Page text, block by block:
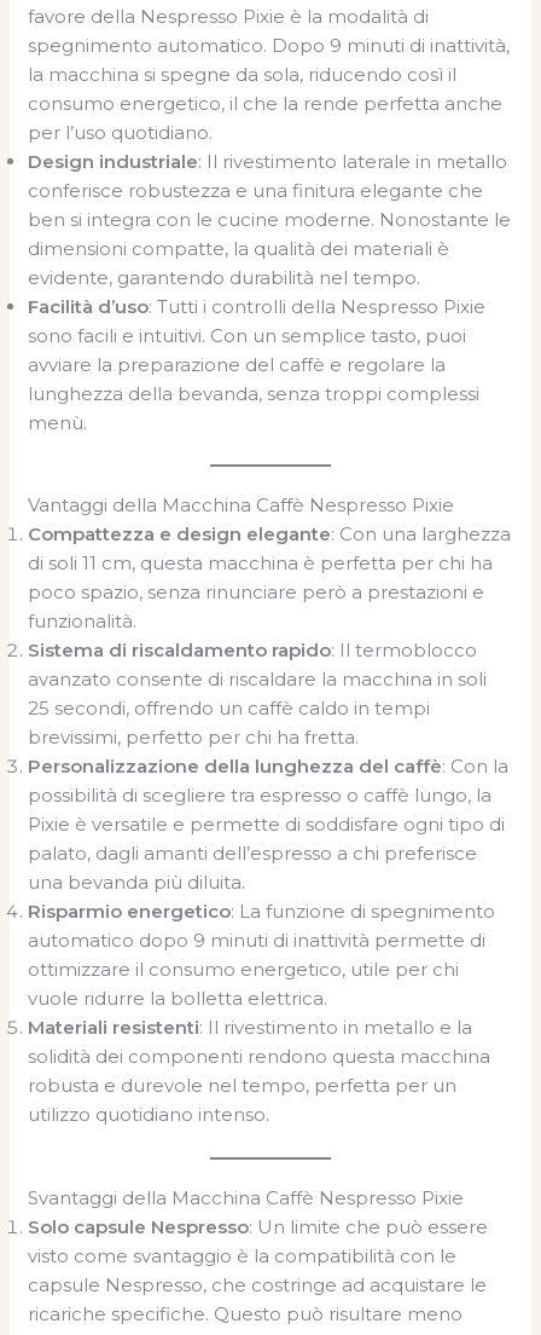
favore della Nespresso Pixie è la modalità di
spegnimento automatico. Dopo 9 minuti di inattività,
la macchina si spegne da sola, riducendo così il
consumo energetico, il che la rende perfetta anche
per l’uso quotidiano.
Design industriale: Il rivestimento laterale in metallo
conferisce robustezza e una finitura elegante che
ben si integra con le cucine moderne. Nonostante le
dimensioni compatte, la qualità dei materiali è
evidente, garantendo durabilità nel tempo.
Facilità d’uso: Tutti i controlli della Nespresso Pixie
sono facili e intuitivi. Con un semplice tasto, puoi
avviare la preparazione del caffè e regolare la
lunghezza della bevanda, senza troppi complessi
menù.
Vantaggi della Macchina Caffè Nespresso Pixie
Compattezza e design elegante: Con una larghezza
di soli 11 cm, questa macchina è perfetta per chi ha
poco spazio, senza rinunciare però a prestazioni e
funzionalità.
Sistema di riscaldamento rapido: Il termoblocco
avanzato consente di riscaldare la macchina in soli
25 secondi, offrendo un caffè caldo in tempi
brevissimi, perfetto per chi ha fretta.
Personalizzazione della lunghezza del caffè: Con la
possibilità di scegliere tra espresso o caffè lungo, la
Pixie è versatile e permette di soddisfare ogni tipo di
palato, dagli amanti dell’espresso a chi preferisce
una bevanda più diluita.
Risparmio energetico: La funzione di spegnimento
automatico dopo 9 minuti di inattività permette di
ottimizzare il consumo energetico, utile per chi
vuole ridurre la bolletta elettrica.
Materiali resistenti: Il rivestimento in metallo e la
solidità dei componenti rendono questa macchina
robusta e durevole nel tempo, perfetta per un
utilizzo quotidiano intenso.
Svantaggi della Macchina Caffè Nespresso Pixie
Solo capsule Nespresso: Un limite che può essere
visto come svantaggio è la compatibilità con le
capsule Nespresso, che costringe ad acquistare le
ricariche specifiche. Questo può risultare meno